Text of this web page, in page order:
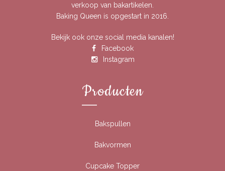
verkoop van bakartikelen.
Baking Queen is opgestart in 2016.
Bekijk ook onze social media kanalen!
Facebook
Instagram
Producten
Bakspullen
Bakvormen
Cupcake Topper